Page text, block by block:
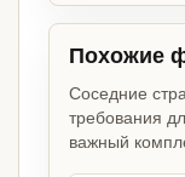
Похожие
Соседние
требования
важный